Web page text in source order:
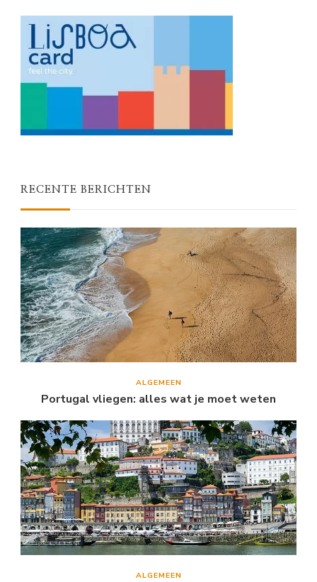
RECENTE BERICHTEN
ALGEMEEN
Portugal vliegen: alles wat je moet weten
ALGEMEEN